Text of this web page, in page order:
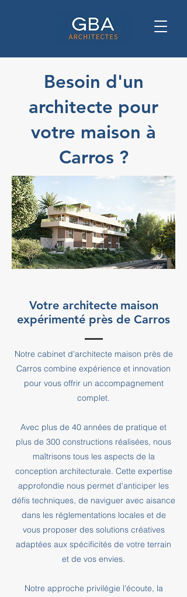
Besoin d'un
architecte pour
votre maison à
Carros ?
Votre architecte maison
expérimenté près de Carros
Notre cabinet d'architecte maison près de
Carros combine expérience et innovation
pour vous offrir un accompagnement
complet.
Avec plus de 40 années de pratique et
plus de 300 constructions réalisées, nous
maîtrisons tous les aspects de la
conception architecturale. Cette expertise
approfondie nous permet d'anticiper les
défis techniques, de naviguer avec aisance
dans les réglementations locales et de
vous proposer des solutions créatives
adaptées aux spécificités de votre terrain
et de vos envies.
Notre approche privilégie l'écoute, la